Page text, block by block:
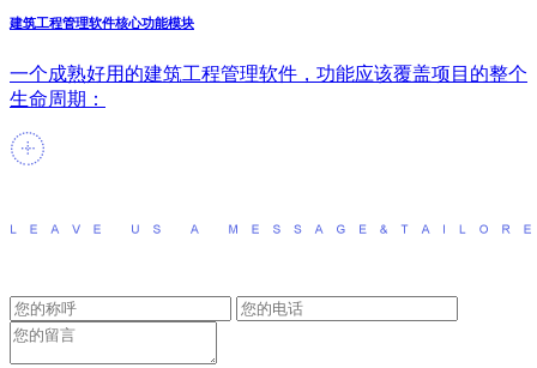
建筑工程管理软件核心功能模块
一个成熟好用的建筑工程管理软件，功能应该覆盖项目的整个
生命周期：